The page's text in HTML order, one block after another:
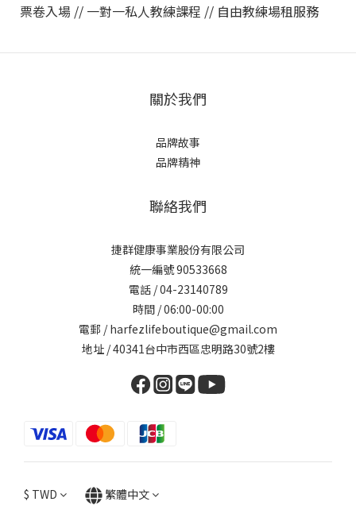
票卷入場 // 一對一私人教練課程 // 自由教練場租服務
關於我們
品牌故事
品牌精神
聯絡我們
捷群健康事業股份有限公司
統一編號 90533668
電話 / 04-23140789
時間 / 06:00-00:00
電郵 / harfezlifeboutique@gmail.com
地址 / 40341台中市西區忠明路30號2樓
$ TWD 繁體中文